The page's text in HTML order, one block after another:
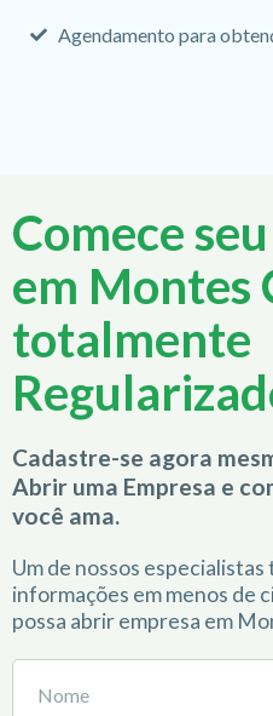
Agendamento para
Comece
em Montes
totalmente
Cadastre-se agora
Abrir uma Empresa e
você ama.
Um de nossos especialistas
informações em menos de
possa abrir empresa em